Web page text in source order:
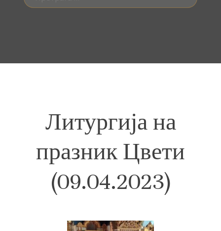
за:
Литургија на
празник Цвети
(09.04.2023)